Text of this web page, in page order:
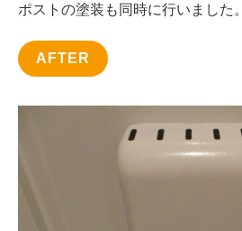
ポストの塗装も同時に行いました。
AFTER